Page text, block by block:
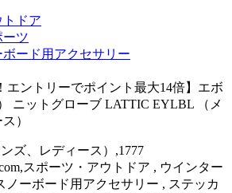
トドア
ーツ
ード用アクセサリー
エントリーでポイント最大14倍】エボ
ニットグローブ LATTIC EYLBL （メ
）
ズ、レディース）,1777
スポーツ・アウトドア , ウインター
ノーボード用アクセサリー , ステッカ